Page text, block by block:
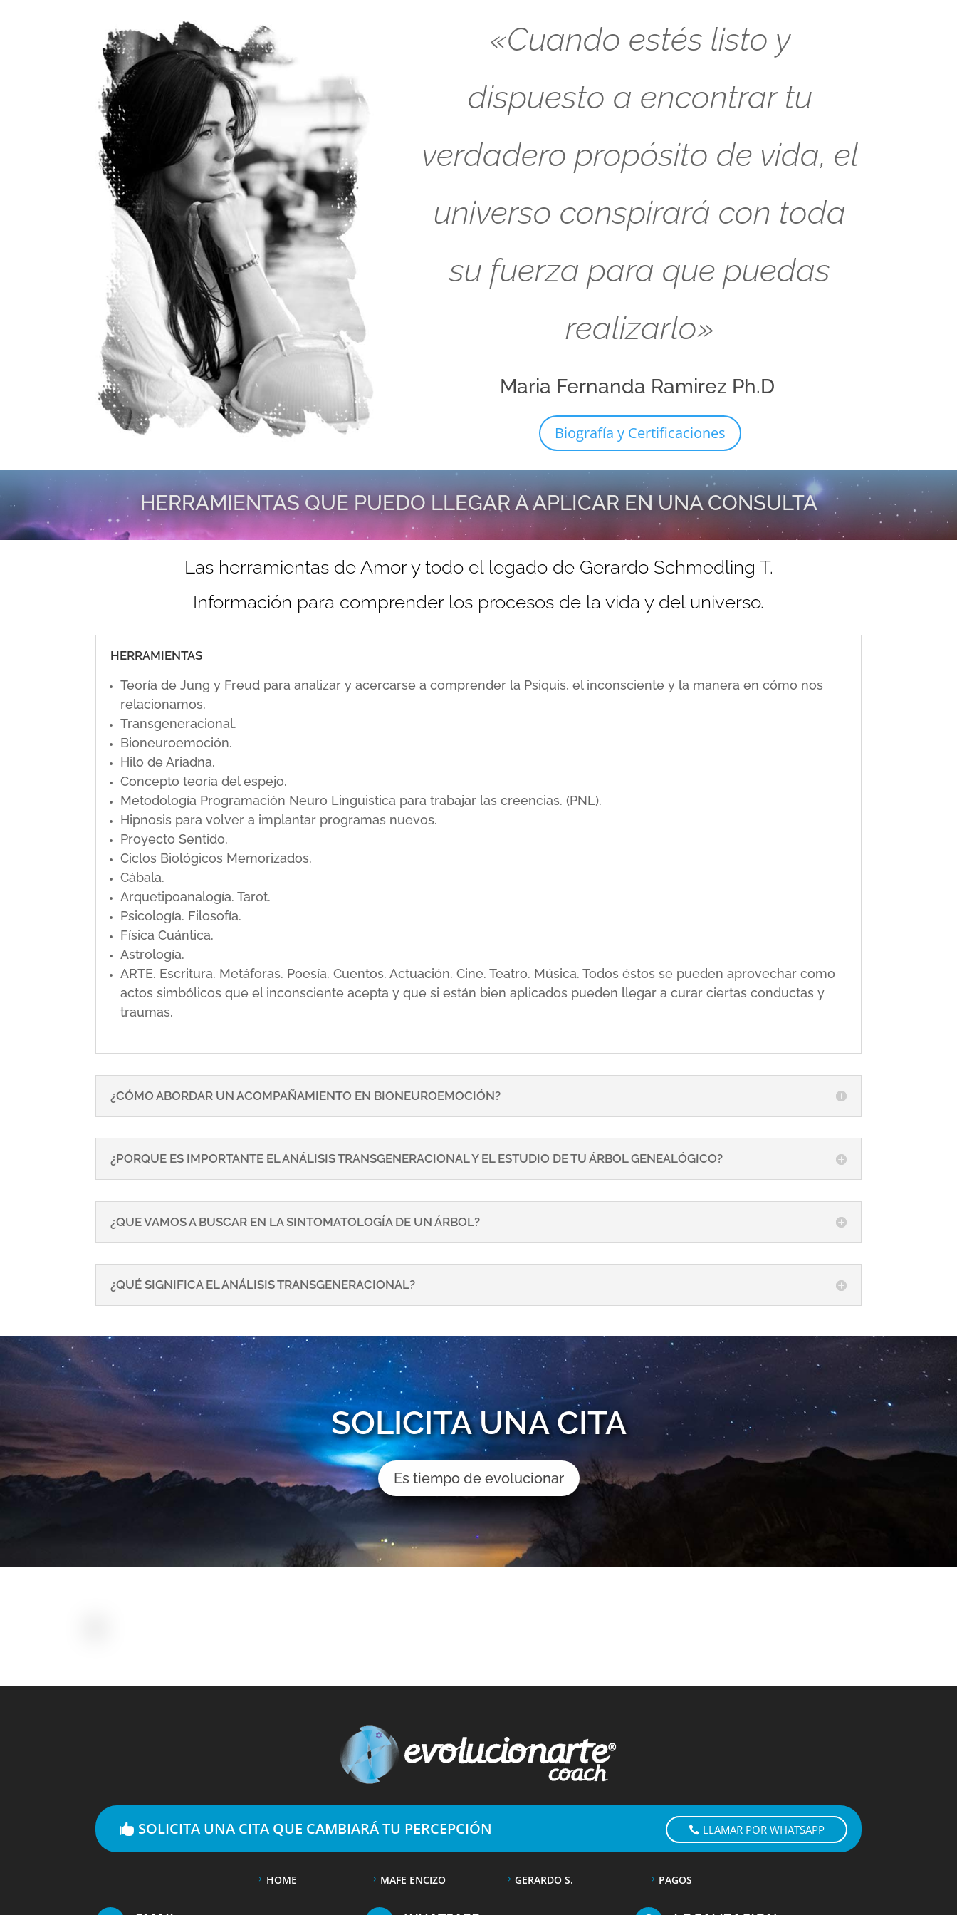
«Cuando estés listo y
dispuesto a encontrar tu
verdadero propósito de vida, el
universo conspirará con toda
su fuerza para que puedas
realizarlo»
Maria Fernanda Ramirez Ph.D
Biografía y Certificaciones
HERRAMIENTAS QUE PUEDO LLEGAR A APLICAR EN UNA CONSULTA
Las herramientas de Amor y todo el legado de Gerardo Schmedling T.
Información para comprender los procesos de la vida y del universo.
HERRAMIENTAS
Teoría de Jung y Freud para analizar y acercarse a comprender la Psiquis, el inconsciente y la manera en cómo nos
relacionamos.
Transgeneracional.
Bioneuroemoción.
Hilo de Ariadna.
Concepto teoría del espejo.
Metodología Programación Neuro Linguistica para trabajar las creencias. (PNL).
Hipnosis para volver a implantar programas nuevos.
Proyecto Sentido.
Ciclos Biológicos Memorizados.
Cábala.
Arquetipoanalogía. Tarot.
Psicología. Filosofía.
Física Cuántica.
Astrología.
ARTE. Escritura. Metáforas. Poesía. Cuentos. Actuación. Cine. Teatro. Música. Todos éstos se pueden aprovechar como
actos simbólicos que el inconsciente acepta y que si están bien aplicados pueden llegar a curar ciertas conductas y
traumas.
¿CÓMO ABORDAR UN ACOMPAÑAMIENTO EN BIONEUROEMOCIÓN?
¿PORQUE ES IMPORTANTE EL ANÁLISIS TRANSGENERACIONAL Y EL ESTUDIO DE TU ÁRBOL GENEALÓGICO?
¿QUE VAMOS A BUSCAR EN LA SINTOMATOLOGÍA DE UN ÁRBOL?
¿QUÉ SIGNIFICA EL ANÁLISIS TRANSGENERACIONAL?
SOLICITA UNA CITA
Es tiempo de evolucionar
SOLICITA UNA CITA QUE CAMBIARÁ TU PERCEPCIÓN LLAMAR POR WHATSAPP
HOME MAFE ENCIZO GERARDO S. PAGOS